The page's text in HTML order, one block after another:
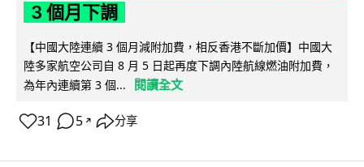
3 個月下調
【中國大陸連續 3 個月減附加費，相反香港不斷加價】中國大
陸多家航空公司自 8 月 5 日起再度下調內陸航線燃油附加費，
為年內連續第 3 個...
閱讀全文
31 5 ↗ 分享